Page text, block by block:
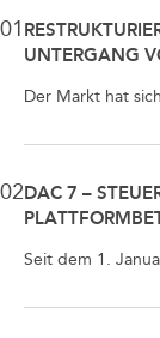
01
UNTERGANG
Der Markt hat
02DAC 7 –
Seit dem 1.